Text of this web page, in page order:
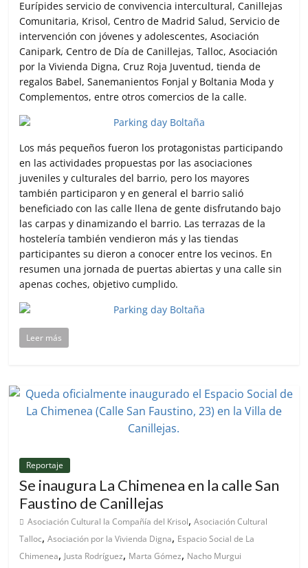
Eurípides servicio de convivencia intercultural, Canillejas
Comunitaria, Krisol, Centro de Madrid Salud, Servicio de
intervención con jóvenes y adolescentes, Asociación
Canipark, Centro de Día de Canillejas, Talloc, Asociación
por la Vivienda Digna, Cruz Roja Juventud, tienda de
regalos Babel, Sanemanientos Fonjal y Boltania Moda y
Complementos, entre otros comercios de la calle.
Los más pequeños fueron los protagonistas participando
en las actividades propuestas por las asociaciones
juveniles y culturales del barrio, pero los mayores
también participaron y en general el barrio salió
beneficiado con las calle llena de gente disfrutando bajo
las carpas y dinamizando el barrio. Las terrazas de la
hostelería también vendieron más y las tiendas
participantes su dieron a conocer entre los vecinos. En
resumen una jornada de puertas abiertas y una calle sin
apenas coches, objetivo cumplido.
Leer más
Reportaje
Se inaugura La Chimenea en la calle San
Faustino de Canillejas
Asociación Cultural la Compañía del Krisol,Asociación Cultural
Talloc,Asociación por la Vivienda Digna, Espacio Social de La
Chimenea, Justa Rodríguez, Marta Gómez, Nacho Murgui